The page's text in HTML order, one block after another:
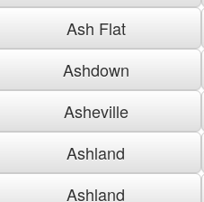
Ash Flat
Ashdown
Asheville
Ashland
Ashland